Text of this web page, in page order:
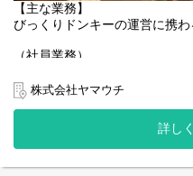
【主な業務】
びっくりドンキーの運営に携わ
（社員業務）
アルバイトの採用面接・指導
シフト作成
会議資料の作成・事業部内会
数値管理（売り上げ）・材料
（アルバイト業務のサポート）
株式会社ヤマウチ
詳し